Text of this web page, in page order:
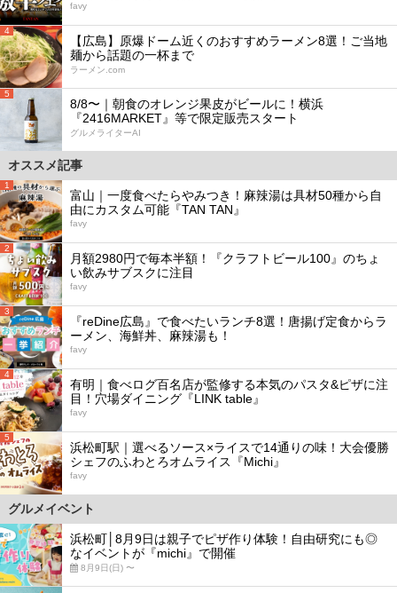
favy
4
【広島】原爆ドーム近くのおすすめラーメン8選！ご当地
麺から話題の一杯まで
ラーメン.com
5
8/8〜｜朝食のオレンジ果皮がビールに！横浜
『2416MARKET』等で限定販売スタート
グルメライターAI
オススメ記事
1
富山｜一度食べたらやみつき！麻辣湯は具材50種から自
由にカスタム可能『TAN TAN』
favy
2
月額2980円で毎本半額！『クラフトビール100』のちょ
い飲みサブスクに注目
favy
3
『reDine広島』で食べたいランチ8選！唐揚げ定食からラ
ーメン、海鮮丼、麻辣湯も！
favy
4
有明｜食べログ百名店が監修する本気のパスタ&ピザに注
目！穴場ダイニング『LINK table』
favy
5
浜松町駅｜選べるソース×ライスで14通りの味！大会優勝
シェフのふわとろオムライス『Michi』
favy
グルメイベント
浜松町│8月9日は親子でピザ作り体験！自由研究にも◎
なイベントが『michi』で開催
8月9日(日) 〜